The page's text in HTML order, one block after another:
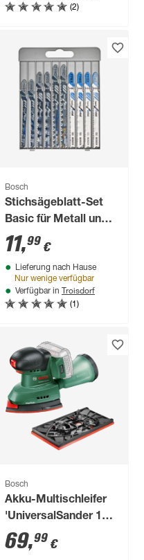
(2)
Bosch
Stichsägeblatt-Set
Basic für Metall und
Holz 'Professional'
10 Stück
11,99 €
Lieferung nach Hause
Nur wenige verfügbar
Verfügbar in Troisdorf
(1)
Bosch
Akku-Multischleifer
'UniversalSander 18
V-10' ohne Akku und
Ladegerät
69,99 €